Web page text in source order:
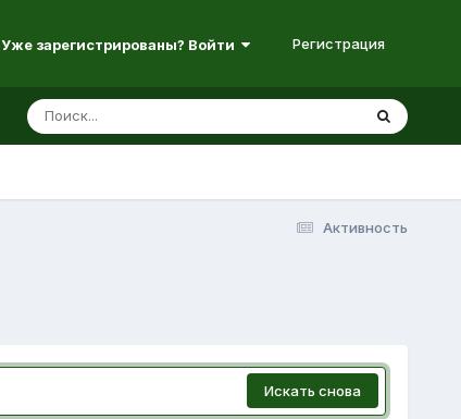
Уже зарегистрированы? Войти Регистрация
Активность
Искать снова